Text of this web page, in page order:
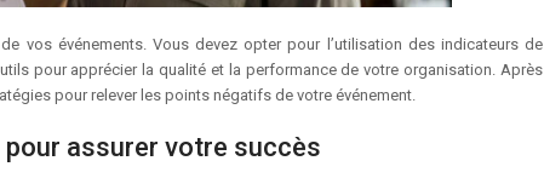
pour apprécier la qualité et la performance de votre organisation. Après
pour relever les points négatifs de votre événement.
pour assurer votre succès